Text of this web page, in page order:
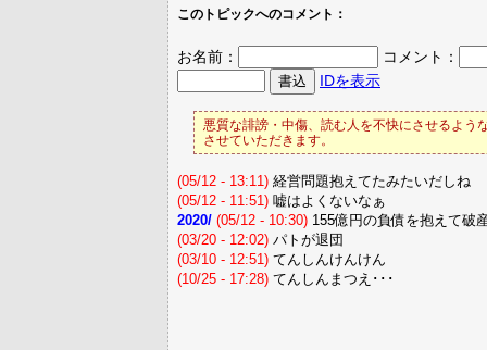
このトピックへのコメント：
お名前：
コメント：
IDを表示
悪質な誹謗・中傷、読む人を不快にさせるよう
させていただきます。
(05/12 - 13:11) 経営問題抱えてたみたいだしね
(05/12 - 11:51) 嘘はよくないなぁ
2020/ (05/12 - 10:30) 155億円の負債を抱えて破
(03/20 - 12:02) パトが退団
(03/10 - 12:51) てんしんけんけん
(10/25 - 17:28) てんしんまつえ･･･